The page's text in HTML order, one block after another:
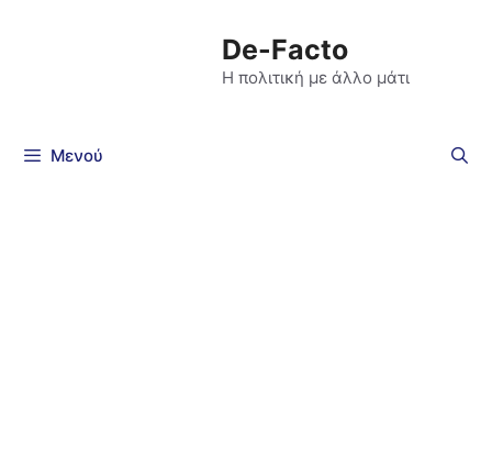
De-Facto
Η πολιτική με άλλο μάτι
Μενού